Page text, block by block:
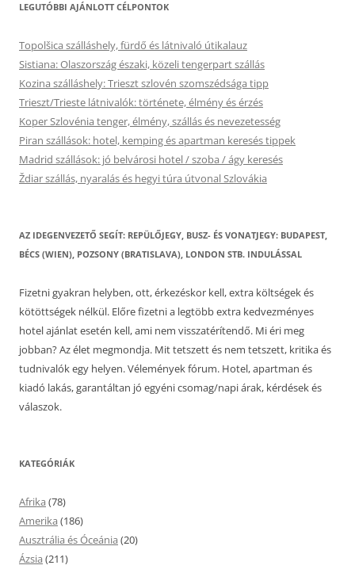
LEGUTÓBBI AJÁNLOTT CÉLPONTOK
Topolšica szálláshely, fürdő és látnivaló útikalauz
Sistiana: Olaszország északi, közeli tengerpart szállás
Kozina szálláshely: Trieszt szlovén szomszédsága tipp
Trieszt/Trieste látnivalók: története, élmény és érzés
Koper Szlovénia tenger, élmény, szállás és nevezetesség
Piran szállások: hotel, kemping és apartman keresés tippek
Madrid szállások: jó belvárosi hotel / szoba / ágy keresés
Ždiar szállás, nyaralás és hegyi túra útvonal Szlovákia
AZ IDEGENVEZETŐ SEGÍT: REPÜLŐJEGY, BUSZ- ÉS VONATJEGY: BUDAPEST,
BÉCS (WIEN), POZSONY (BRATISLAVA), LONDON STB. INDULÁSSAL
Fizetni gyakran helyben, ott, érkezéskor kell, extra költségek és
kötöttségek nélkül. Előre fizetni a legtöbb extra kedvezményes
hotel ajánlat esetén kell, ami nem visszatérítendő. Mi éri meg
jobban? Az élet megmondja. Mit tetszett és nem tetszett, kritika és
tudnivalók egy helyen. Vélemények fórum. Hotel, apartman és
kiadó lakás, garantáltan jó egyéni csomag/napi árak, kérdések és
válaszok.
KATEGÓRIÁK
Afrika (78)
Amerika (186)
Ausztrália és Óceánia (20)
Ázsia (211)